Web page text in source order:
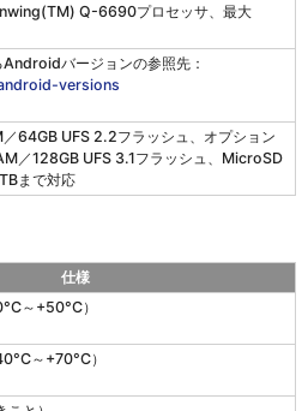
Q-6690プロセッサ、最大
バージョンの参照先：
versions
64GB UFS 2.2フラッシュ、オプション
／128GB UFS 3.1フラッシュ、MicroSD
まで対応
仕様
～+50°C）
～+70°C）